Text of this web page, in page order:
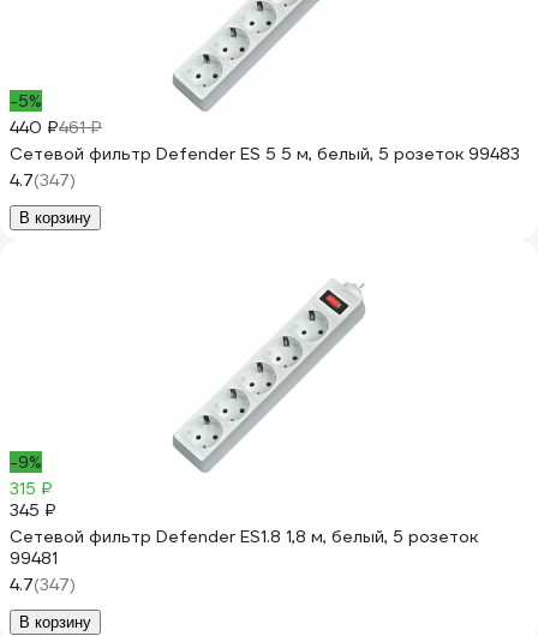
-5%
440 ₽461 ₽
Сетевой фильтр Defender ES 5 5 м, белый, 5 розеток 99483
4.7(347)
В корзину
-9%
315 ₽
345 ₽
Сетевой фильтр Defender ES1.8 1,8 м, белый, 5 розеток
99481
4.7(347)
В корзину